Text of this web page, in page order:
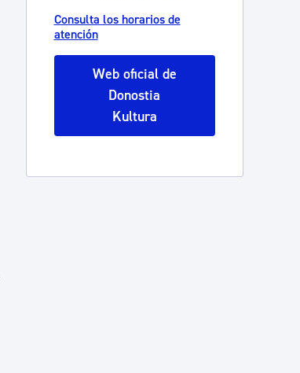
Consulta los horarios de
atención
Web oficial de
Donostia
Kultura